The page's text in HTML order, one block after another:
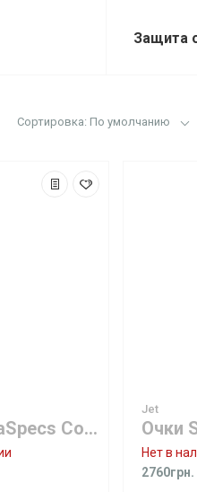
Защита
Сортировка: По умолчанию
Очки SeaSpecs Copper Blaze Specs
Jet
Нет в
2760грн.